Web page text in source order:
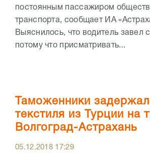
постоянным пассажиром
транспорта, сообщает ИА
Выяснилось, что водитель завел
потому что присматривать...
Таможенники
текстиля из Турции на
Волгоград-Астрахань
05.12.2018 17:29